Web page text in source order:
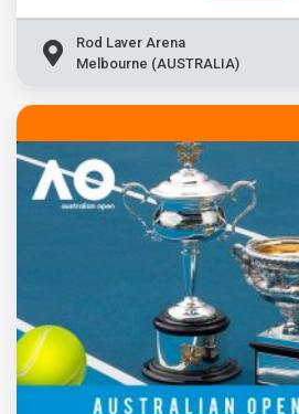
Rod Laver Arena
Melbourne (AUSTRALIA)